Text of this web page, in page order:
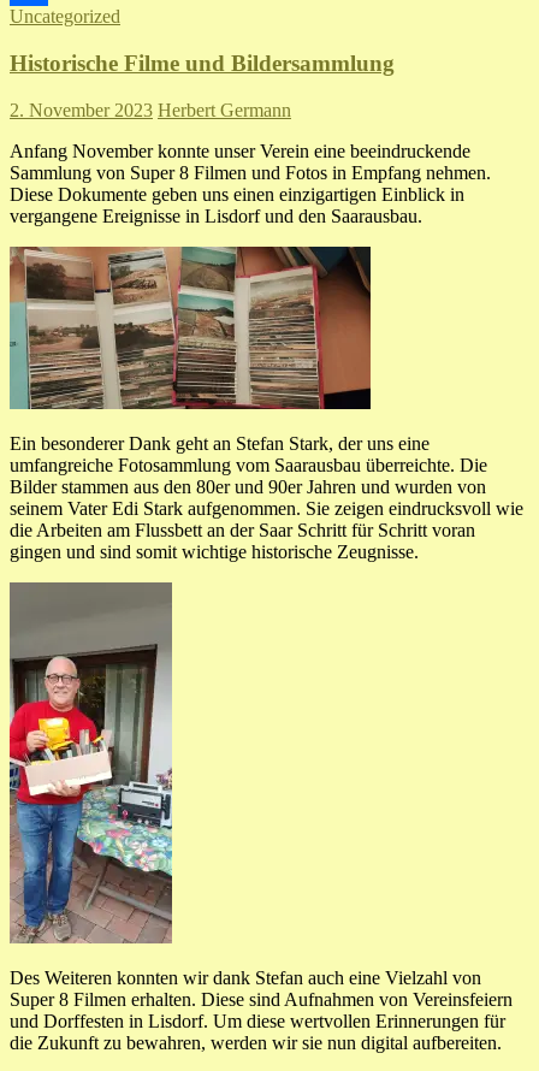
Teilen
Uncategorized
Historische Filme und Bildersammlung
2. November 2023 Herbert Germann
Anfang November konnte unser Verein eine beeindruckende
Sammlung von Super 8 Filmen und Fotos in Empfang nehmen.
Diese Dokumente geben uns einen einzigartigen Einblick in
vergangene Ereignisse in Lisdorf und den Saarausbau.
Ein besonderer Dank geht an Stefan Stark, der uns eine
umfangreiche Fotosammlung vom Saarausbau überreichte. Die
Bilder stammen aus den 80er und 90er Jahren und wurden von
seinem Vater Edi Stark aufgenommen. Sie zeigen eindrucksvoll wie
die Arbeiten am Flussbett an der Saar Schritt für Schritt voran
gingen und sind somit wichtige historische Zeugnisse.
Des Weiteren konnten wir dank Stefan auch eine Vielzahl von
Super 8 Filmen erhalten. Diese sind Aufnahmen von Vereinsfeiern
und Dorffesten in Lisdorf. Um diese wertvollen Erinnerungen für
die Zukunft zu bewahren, werden wir sie nun digital aufbereiten.